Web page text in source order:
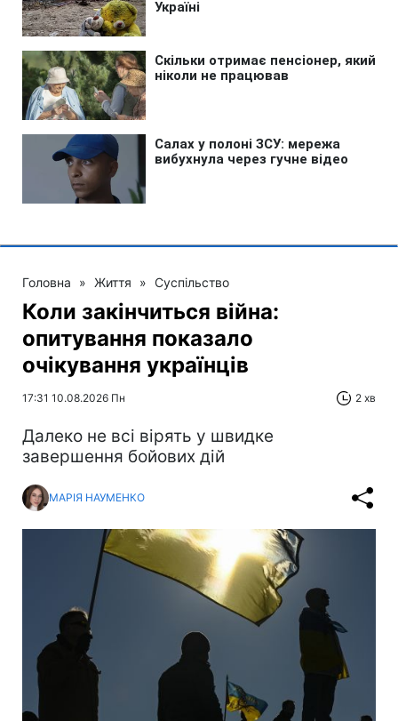
Головна » Життя » Суспільство
Коли закінчиться війна:
опитування показало
очікування українців
17:31 10.08.2026 Пн 2 хв
Далеко не всі вірять у швидке
завершення бойових дій
МАРІЯ НАУМЕНКО